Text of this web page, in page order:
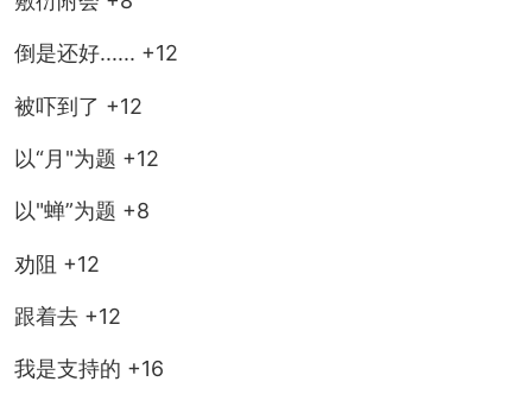
倒是还好...... +12
被吓到了 +12
以“月"为题 +12
以"蝉”为题 +8
劝阻 +12
跟着去 +12
我是支持的 +16